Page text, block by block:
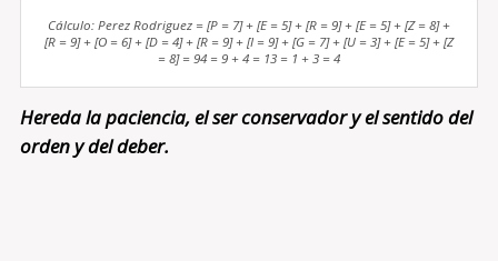
Cálculo: Perez Rodriguez = [P = 7] + [E = 5] + [R = 9] + [E = 5] + [Z = 8] +
[R = 9] + [O = 6] + [D = 4] + [R = 9] + [I = 9] + [G = 7] + [U = 3] + [E = 5] + [Z
= 8] = 94 = 9 + 4 = 13 = 1 + 3 = 4
Hereda la paciencia, el ser conservador y el sentido del
orden y del deber.